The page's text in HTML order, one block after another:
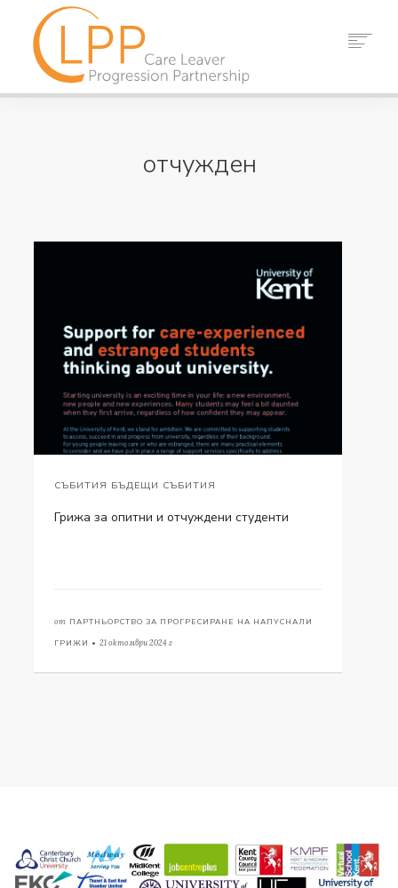
отчужден
СЪБИТИЯ БЪДЕЩИ СЪБИТИЯ
Грижа за опитни и отчуждени студенти
от ПАРТНЬОРСТВО ЗА ПРОГРЕСИРАНЕ НА НАПУСНАЛИ
ГРИЖИ • 21 октомври 2024 г